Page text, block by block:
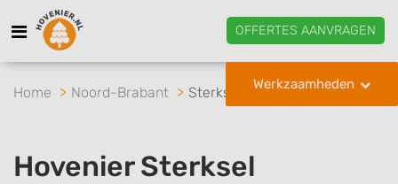
OFFERTES AANVRAGEN
Werkzaamheden
Home Noord-Brabant Sterksel
Hovenier Sterksel